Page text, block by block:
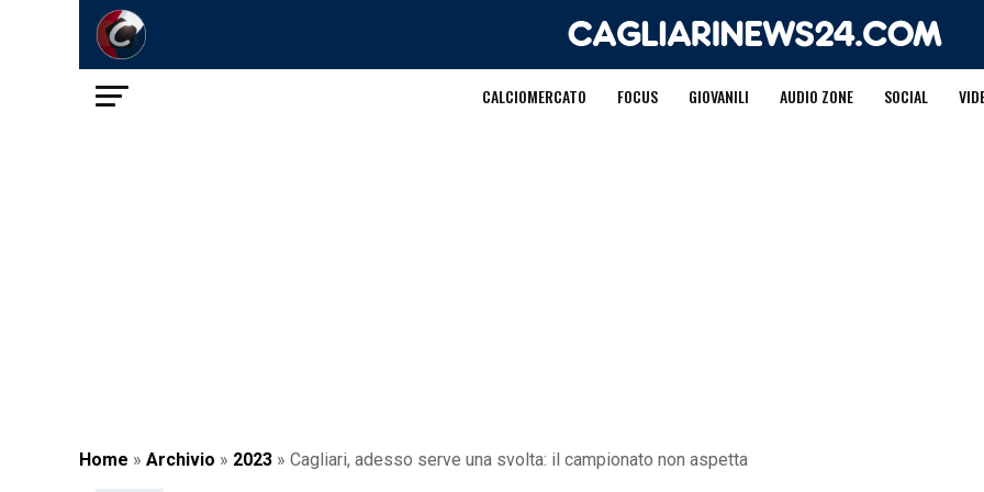
CALCIOMERCATO FOCUS GIOVANILI AUDIO ZONE SOCIAL
Home » Archivio » 2023 » Cagliari, adesso serve una svolta: il campionato non aspetta